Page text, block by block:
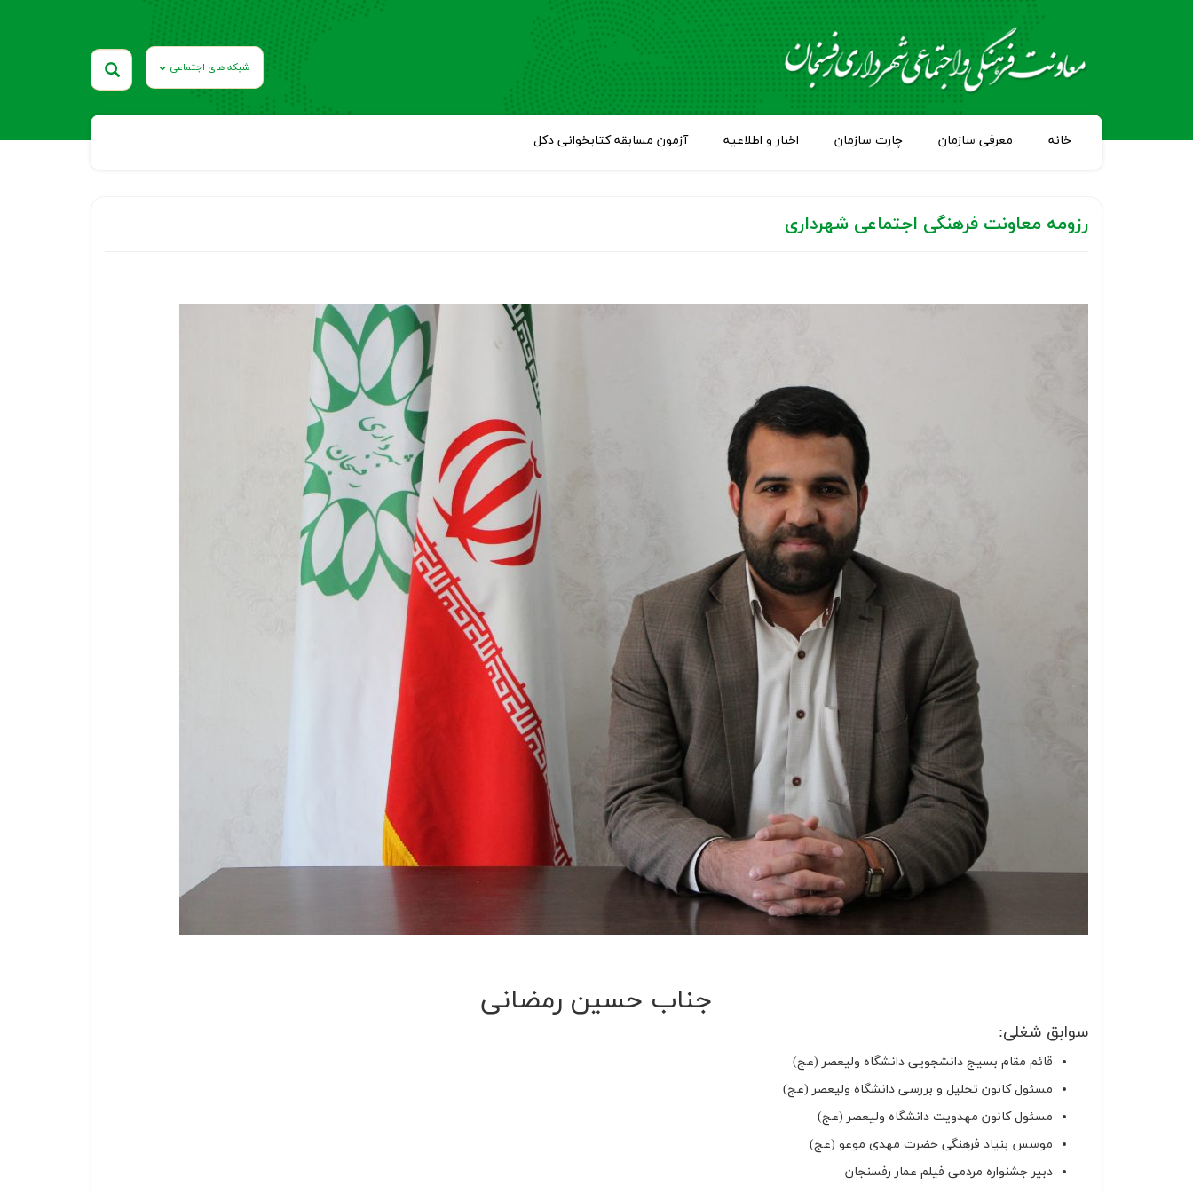
شبکه های اجتماعی
خانه معرفی سازمان چارت سازمان اخبار و اطلاعیه آزمون مسابقه کتابخوانی دکل
رزومه معاونت فرهنگی اجتماعی شهرداری
جناب حسین رمضانی
سوابق شغلی:
قائم مقام بسیج دانشجویی دانشگاه ولیعصر (عج)
مسئول کانون تحلیل و بررسی دانشگاه ولیعصر (عج)
مسئول کانون مهدویت دانشگاه ولیعصر (عج)
موسس بنیاد فرهنگی حضرت مهدی موعو (عج)
دبیر جشنواره مردمی فیلم عمار رفسنجان